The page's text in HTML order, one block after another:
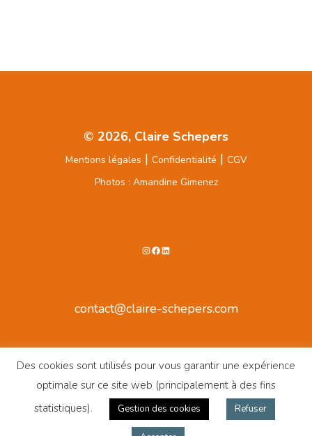
© 2026, Claire Schepers
Mentions légales | Confidentialité | CGV
Photos : Amandine Gimenez
Instagram
Facebook
LinkedIn
contact@claire-schepers.com
Des cookies sont utilisés pour vous garantir une expérience
optimale sur ce site web (principalement à des fins
statistiques).
Gestion des cookies Refuser